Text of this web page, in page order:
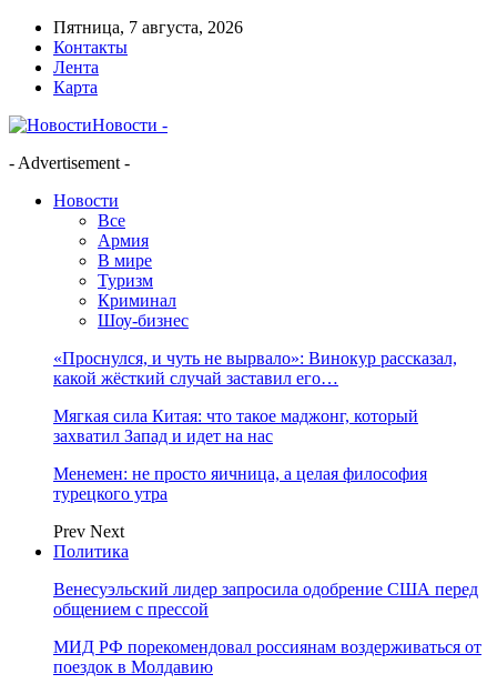
Пятница, 7 августа, 2026
Контакты
Лента
Карта
Новости -
- Advertisement -
Новости
Все
Армия
В мире
Туризм
Криминал
Шоу-бизнес
«Проснулся, и чуть не вырвало»: Винокур рассказал,
какой жёсткий случай заставил его…
Мягкая сила Китая: что такое маджонг, который
захватил Запад и идет на нас
Менемен: не просто яичница, а целая философия
турецкого утра
Prev Next
Политика
Венесуэльский лидер запросила одобрение США перед
общением с прессой
МИД РФ порекомендовал россиянам воздерживаться от
поездок в Молдавию